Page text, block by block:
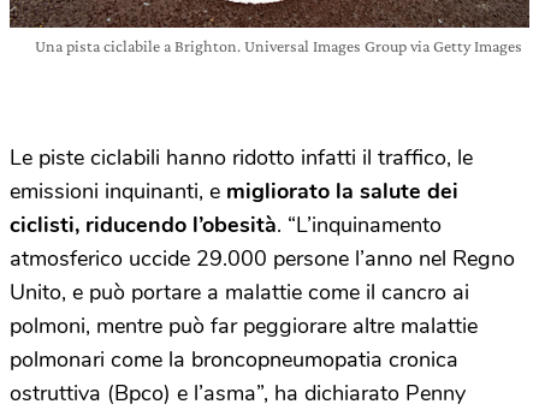
Una pista ciclabile a Brighton. Universal Images Group via Getty Images
Le piste ciclabili hanno ridotto infatti il traffico, le
emissioni inquinanti, e migliorato la salute dei
ciclisti, riducendo l’obesità. “L’inquinamento
atmosferico uccide 29.000 persone l’anno nel Regno
Unito, e può portare a malattie come il cancro ai
polmoni, mentre può far peggiorare altre malattie
polmonari come la broncopneumopatia cronica
ostruttiva (Bpco) e l’asma”, ha dichiarato Penny